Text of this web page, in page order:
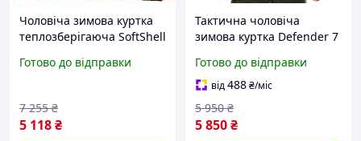
Чоловіча зимова куртка
теплозберігаюча SoftShell
капюшоном (Піксель ЗСУ)
Готово до відправки
5 118₴
7 255 ₴
Тактична чоловіча
зимова куртка Defender 7
Готово до відправки
від488₴/міс
5 850₴
5 950 ₴